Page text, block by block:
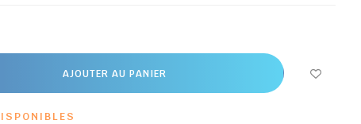
AJOUTER AU PANIER